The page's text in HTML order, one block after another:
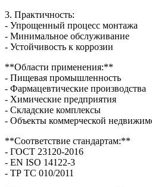
3. Практичность:
- Упрощенный процесс монтажа
- Минимальное обслуживание
- Устойчивость к коррозии
**Области применения:**
- Пищевая промышленность
- Фармацевтические производства
- Химические предприятия
- Складские комплексы
- Объекты коммерческой
**Соответствие стандартам:**
- ГОСТ 23120-2016
- EN ISO 14122-3
- ТР ТС 010/2011